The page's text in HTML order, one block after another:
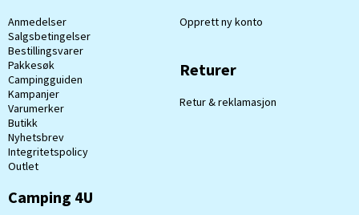
Anmedelser
Salgsbetingelser
Bestillingsvarer
Pakkesøk
Campingguiden
Kampanjer
Varumerker
Butikk
Nyhetsbrev
Integritetspolicy
Outlet
Opprett ny konto
Returer
Retur & reklamasjon
Camping 4U